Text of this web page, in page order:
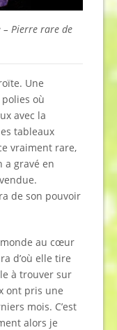
– Pierre rare de
Une
où
avec la
tableaux
vraiment rare,
a gravé en
de son pouvoir
au cœur
d’où elle tire
à trouver sur
ont pris une
mois. C’est
alors je